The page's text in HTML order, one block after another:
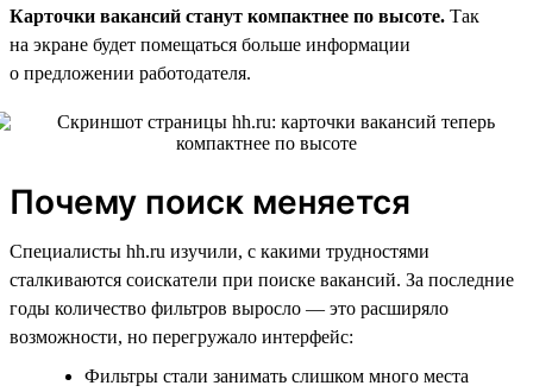
Карточки вакансий станут компактнее по высоте. Так
на экране будет помещаться больше информации
о предложении работодателя.
Почему поиск меняется
Специалисты hh.ru изучили, с какими трудностями
сталкиваются соискатели при поиске вакансий. За последние
годы количество фильтров выросло — это расширяло
возможности, но перегружало интерфейс:
Фильтры стали занимать слишком много места